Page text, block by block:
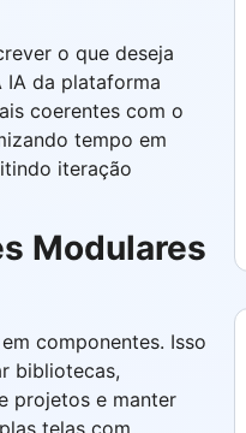
o que deseja
IA da plataforma
coerentes com o
tempo em
iteração
Modulares
componentes. Isso
bibliotecas,
projetos e manter